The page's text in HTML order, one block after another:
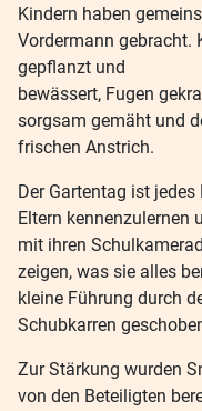
Kindern haben
Vordermann gebracht.
gepflanzt und
bewässert, Fugen
sorgsam gemäht und
frischen Anstrich.
Der Gartentag ist
Eltern kennenzulernen
mit ihren
zeigen, was sie alles
kleine Führung durch
Schubkarren
Zur Stärkung wurden
von den Beteiligten